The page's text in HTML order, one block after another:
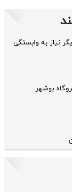
نیاز به وابستگی
بوشهر